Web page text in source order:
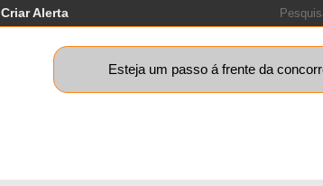
Criar Alerta
Esteja um passo á frente da